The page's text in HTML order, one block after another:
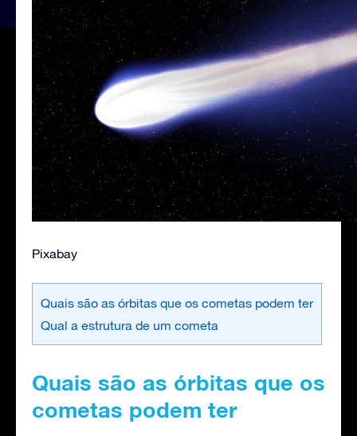
Pixabay
Quais são as órbitas que os cometas podem ter
Qual a estrutura de um cometa
Quais são as órbitas que os
cometas podem ter